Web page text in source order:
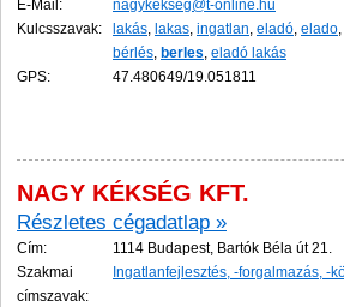
E-Mail:
nagykekseg@t-online.hu
Kulcsszavak:
lakás, lakas, ingatlan, eladó, elado,
bérlés, berles, eladó lakás
GPS:
47.480649/19.051811
NAGY KÉKSÉG KFT.
Részletes cégadatlap »
Cím:
1114 Budapest, Bartók Béla út 21.
Szakmai
címszavak:
Ingatlanfejlesztés, -forgalmazás, -